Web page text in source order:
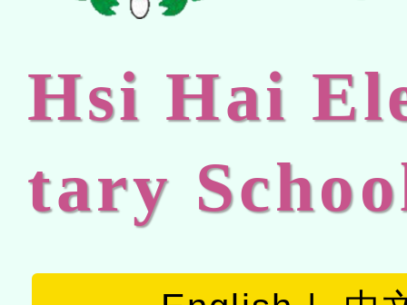
Hsi Hai
tary